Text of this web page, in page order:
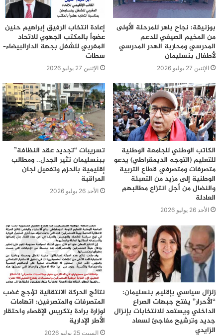
بوزنيقة: نجاح باهر للمرحلة الأولى
من المخيم الصيفي للدعم
المدرسي ومحاربة الهدر المدرسي
لأطفال بنسليمان
الإثنين 27 يوليو 2026
إعادة انتخاب الرفيق إبراهيم حنين
عضواً بالمكتب الجهوي للاتحاد
المغربي للشغل بجهة الدارالبيضاء–
سطات
الإثنين 27 يوليو 2026
الكاتب الوطني للجامعة الوطنية
للتعليم (التوجه الديمقراطي) يدعو
متصرفات ومتصرفي قطاع التربية
الوطنية إلى مزيد من التعبئة
والنضال من أجل انتزاع مطالبهم
العادلة
الأحد 26 يوليو 2026
تسريبات “تجديد عقد النظافة”
ببنسليمان تثير الجدل.. ومطالب
إقليمية بالحزم وتفعيل لجان
المراقبة
الأحد 26 يوليو 2026
زلزال سياسي بإقليم بنسليمان:
“الأحرار” يفتح جبهات الصراع
الداخلي ويستعد للانتخابات بإنزال
جديد وترشيح مفاجئ لسعاد
الزايدي
نتائج الحركة الانتقالية تؤجج غضب
المتصرفات والمتصرفين: اتهامات
لوزارة برادة بتكريس الإقصاء واحتقار
الأطر الإدارية
السبت 25 يوليو 2026